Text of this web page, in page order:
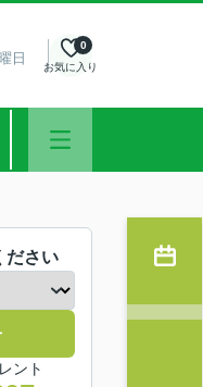
日 お気に入り
0
ださい
ント